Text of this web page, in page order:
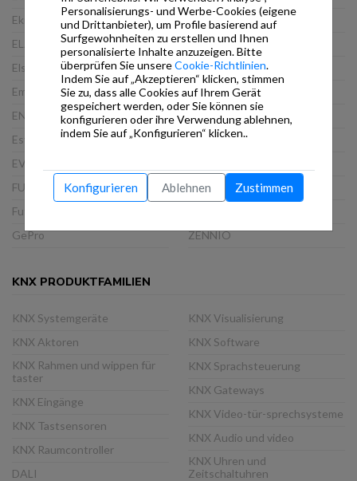
Ekinex
ELAUSYS
Elsner
Embedded Systems
ENERTEX
Esylux
EVOLUTION
FUTURASMUS
Futurasmus GmbH
GePro
Steinel
TCI
Thinknx
Viveroo
VLINCA
Wago
WHD
ZENNIO
KNX PRODUKTFAMILIEN
KNX Systemgeräte
KNX Aktoren
KNX Rahmen und wippen für
taster
KNX Eingänge
KNX Tastsensoren
KNX Raumcontroller
DALI
KNX Visualisierung
KNX Software
KNX Sprachsteuerung
KNX Gateways
KNX Video-tür-sprechsysteme
KNX Audio und video
KNX Uhren und
Zeitschaltuhren
Personalisierungs- und Werbe-Cookies (eigene
und Drittanbieter), um Profile basierend auf
Surfgewohnheiten zu erstellen und Ihnen
personalisierte Inhalte anzuzeigen. Bitte
überprüfen Sie unsereCookie-Richtlinien.
Indem Sie auf „Akzeptieren“ klicken, stimmen
Sie zu, dass alle Cookies auf Ihrem Gerät
gespeichert werden, oder Sie können sie
konfigurieren oder ihre Verwendung ablehnen,
indem Sie auf „Konfigurieren“ klicken..
Konfigurieren Ablehnen Zustimmen